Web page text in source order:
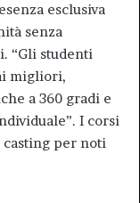
esclusiva
senza
“Gli studenti
migliori,
a 360 gradi e
I corsi
casting per noti